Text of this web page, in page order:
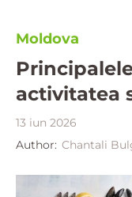
Moldova
activitatea
13 iun 2026
Author: Chantali